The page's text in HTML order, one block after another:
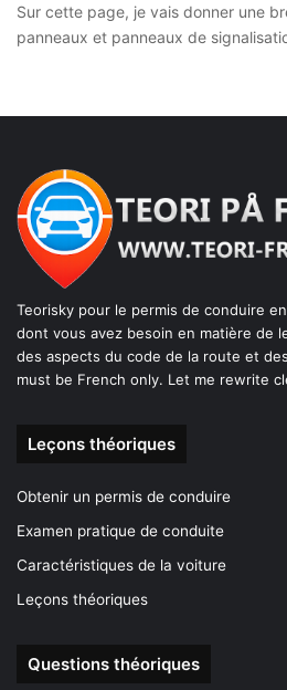
Sur cette page, je vais donner une
panneaux et panneaux de
Teorisky pour le permis de conduire
dont vous avez besoin en matière de
des aspects du code de la route et
must be French only. Let me rewrite
Leçons théoriques
Obtenir un permis de conduire
Examen pratique de conduite
Caractéristiques de la voiture
Leçons théoriques
Questions théoriques